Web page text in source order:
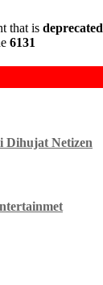
that is deprecated
6131
Dihujat Netizen